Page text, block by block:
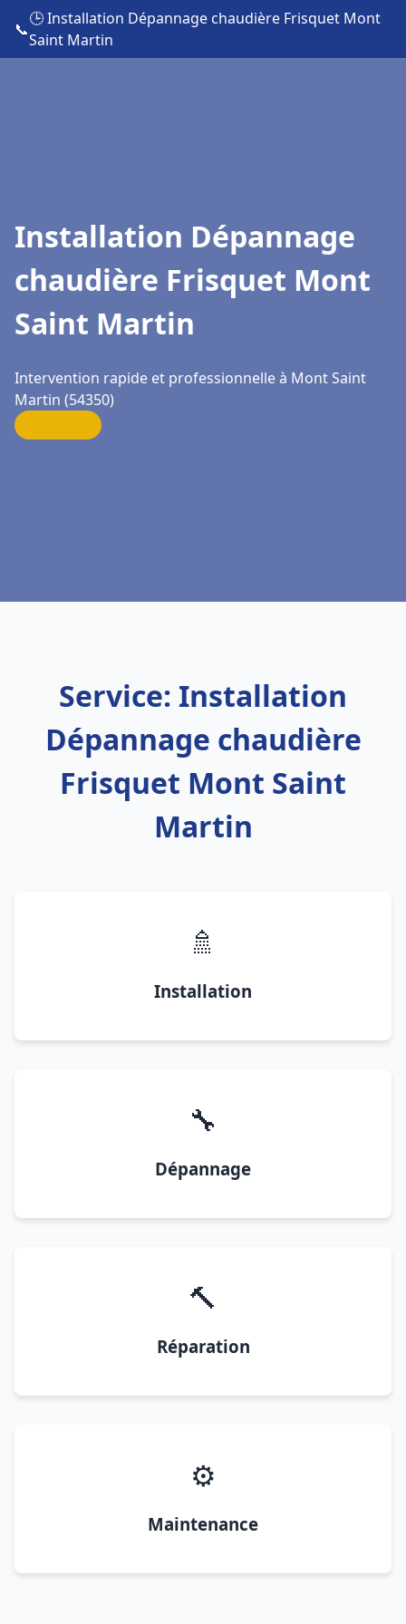
📞
🕒 Installation Dépannage chaudière Frisquet Mont
Saint Martin
Installation Dépannage
chaudière Frisquet Mont
Saint Martin
Intervention rapide et professionnelle à Mont Saint
Martin (54350)
Service: Installation
Dépannage chaudière
Frisquet Mont Saint
Martin
🚿
Installation
🔧
Dépannage
🔨
Réparation
⚙️
Maintenance